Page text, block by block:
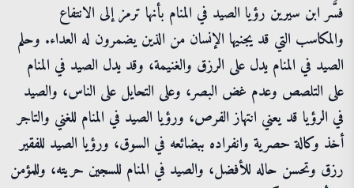
فسَّر ابن سيرين رؤيا الصيد في المنام بأنها ترمز إلى الانتفاع
والمكاسب التي قد يجنيها الإنسان من الذين يضمرون له العداء. وحلم
الصيد في المنام يدل على الرزق والغنيمة، وقد يدل الصيد في المنام
على التلصص وعدم غض البصر، وعلى التحايل على الناس، والصيد
في الرؤيا قد يعني انتهاز الفرص، ورؤيا الصيد في المنام للغني والتاجر
أخذ وكالة حصرية وانفراده ببضائعه في السوق، ورؤيا الصيد للفقير
رزق وتحسن حاله للأفضل، والصيد في المنام للسجين حريته، وللمؤمن